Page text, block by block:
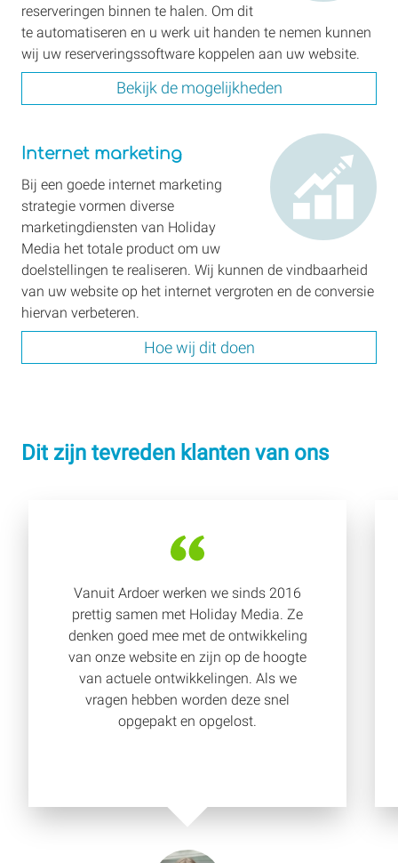
reserveringen binnen te halen. Om dit
te automatiseren en u werk uit handen te nemen kunnen
wij uw reserverings­software koppelen aan uw website.
Bekijk de mogelijkheden
Internet
marketing
Internet marketing
Bij een goede internet marketing
strategie vormen diverse
marketingdiensten van Holiday
Media het totale product om uw
doelstellingen te realiseren. Wij kunnen de vindbaarheid
van uw website op het internet vergroten en de conversie
hiervan verbeteren.
Hoe wij dit doen
Dit zijn tevreden klanten van ons
Vanuit Ardoer werken we sinds 2016
prettig samen met Holiday Media. Ze
denken goed mee met de ontwikkeling
van onze website en zijn op de hoogte
van actuele ontwikkelingen. Als we
vragen hebben worden deze snel
opgepakt en opgelost.